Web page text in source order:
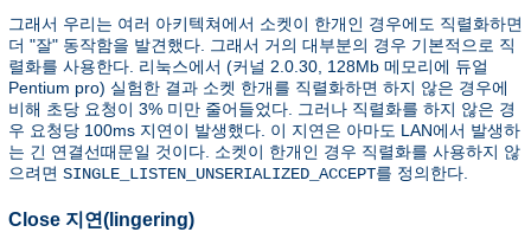
그래서 우리는 여러 아키텍쳐에서 소켓이 한개인 경우에도 직렬화하면
더 "잘" 동작함을 발견했다. 그래서 거의 대부분의 경우 기본적으로 직
렬화를 사용한다. 리눅스에서 (커널 2.0.30, 128Mb 메모리에 듀얼
Pentium pro) 실험한 결과 소켓 한개를 직렬화하면 하지 않은 경우에
비해 초당 요청이 3% 미만 줄어들었다. 그러나 직렬화를 하지 않은 경
우 요청당 100ms 지연이 발생했다. 이 지연은 아마도 LAN에서 발생하
는 긴 연결선때문일 것이다. 소켓이 한개인 경우 직렬화를 사용하지 않
으려면 SINGLE_LISTEN_UNSERIALIZED_ACCEPT를 정의한다.
Close 지연(lingering)